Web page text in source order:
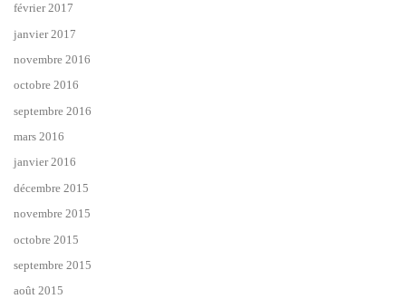
février 2017
janvier 2017
novembre 2016
octobre 2016
septembre 2016
mars 2016
janvier 2016
décembre 2015
novembre 2015
octobre 2015
septembre 2015
août 2015